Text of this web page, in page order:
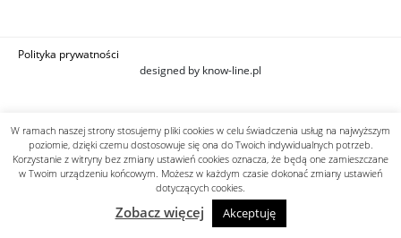
Polityka prywatności
designed by know-line.pl
W ramach naszej strony stosujemy pliki cookies w celu świadczenia usług na najwyższym
poziomie, dzięki czemu dostosowuje się ona do Twoich indywidualnych potrzeb.
Korzystanie z witryny bez zmiany ustawień cookies oznacza, że będą one zamieszczane
w Twoim urządzeniu końcowym. Możesz w każdym czasie dokonać zmiany ustawień
dotyczących cookies.
Zobacz więcej Akceptuję